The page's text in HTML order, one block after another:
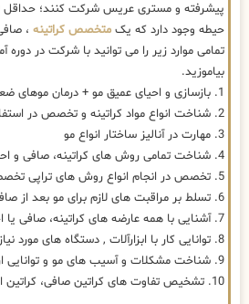
حیطه وجود دارد که یک متخصص کراتینه ،
تمامی موارد زیر را می توانید با شرکت در دوره
بیاموزید.
1. بازسازی و احیای عمیق مو + درمان موهای ضعیف یا شکسته
2. شناخت انواع مواد کراتینه و تخصص در استفاده از آن ها
3. مهارت در آنالیز ساختار انواع مو
4. شناخت تمامی روش های کراتینه، صافی و احیای مو
5. تخصص در انجام انواع روش های تراپی تخصصی
6. تسلط بر مراقبت های لازم برای مو بعد از صافی و احیا
7. آشنایی با همه عارضه های کراتینه، صافی یا احیای مو
8. توانایی کار با ابزارآلات , دستگاه های مورد نیاز کراتینه
9. شناخت مشکلات و آسیب های مو و توانایی ارائه راهکار برای برطرف سازی
10. تشخیص تفاوت های کراتین صافی، کراتین احیا و بوتاکس